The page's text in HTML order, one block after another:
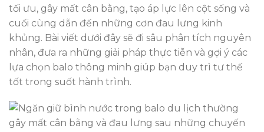
tối ưu, gây mất cân bằng, tạo áp lực lên cột sống và
cuối cùng dẫn đến những cơn đau lưng kinh
khủng. Bài viết dưới đây sẽ đi sâu phân tích nguyên
nhân, đưa ra những giải pháp thực tiễn và gợi ý các
lựa chọn balo thông minh giúp bạn duy trì tư thế
tốt trong suốt hành trình.